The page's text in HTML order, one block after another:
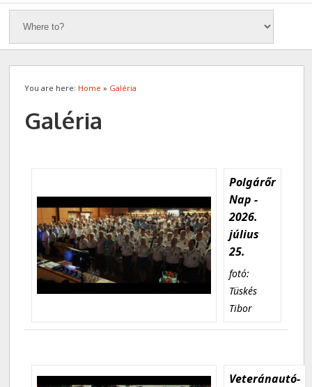
You are here: Home » Galéria
Galéria
Polgárőr
Nap -
2026.
július
25.
fotó:
Tüskés
Tibor
Veteránautó-